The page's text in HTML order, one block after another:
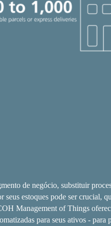
de negócio, substituir
seus estoques pode ser crucial,
Management of Things
para seus ativos - para